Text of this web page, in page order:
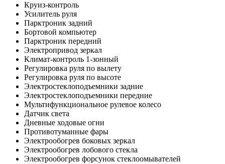
Круиз-контроль
Усилитель руля
Парктроник задний
Бортовой компьютер
Парктроник передний
Электропривод зеркал
Климат-контроль 1-зонный
Регулировка руля по вылету
Регулировка руля по высоте
Электростеклоподъемники задние
Электростеклоподъемники передние
Мультифункциональное рулевое колесо
Датчик света
Дневные ходовые огни
Противотуманные фары
Электрообогрев боковых зеркал
Электрообогрев лобового стекла
Электрообогрев форсунок стеклоомывателей